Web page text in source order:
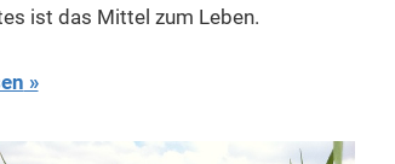
ist das Mittel zum Leben.